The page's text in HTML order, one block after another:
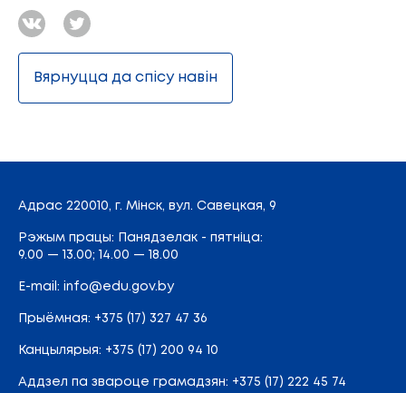
Вярнуцца да спісу навін
Адрас 220010, г. Мінск, вул. Савецкая, 9
Рэжым працы: Панядзелак - пятніца:
9.00 — 13.00; 14.00 — 18.00
E-mail: info@edu.gov.by
Прыёмная: +375 (17) 327 47 36
Канцылярыя: +375 (17) 200 94 10
Аддзел па звароце грамадзян: +375 (17) 222 45 74